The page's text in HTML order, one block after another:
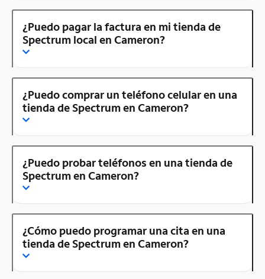
¿Puedo pagar la factura en mi tienda de
Spectrum local en Cameron?
¿Puedo comprar un teléfono celular en una
tienda de Spectrum en Cameron?
¿Puedo probar teléfonos en una tienda de
Spectrum en Cameron?
¿Cómo puedo programar una cita en una
tienda de Spectrum en Cameron?